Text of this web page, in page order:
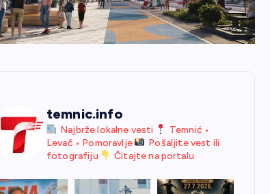
temnic.info
Najbrže lokalne vesti
Temnić •
Levač • Pomoravlje
Pošaljite vest ili
fotografiju
Čitajte na portalu